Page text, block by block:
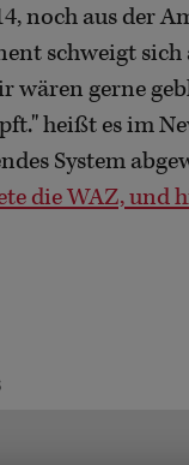
noch aus der
schweigt sich
wären gerne
heißt es im
System
die WAZ,und